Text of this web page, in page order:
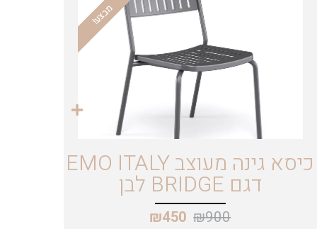
מבצע!
כיסא גינה מעוצב EMO ITALY
דגם BRIDGE לבן
₪900
₪450